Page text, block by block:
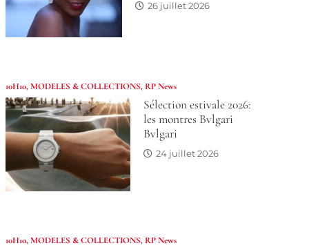
26 juillet 2026
10H10,MODELES & COLLECTIONS, RP News
Sélection estivale 2026:
les montres Bvlgari
Bvlgari
24 juillet 2026
10H10,MODELES & COLLECTIONS, RP News